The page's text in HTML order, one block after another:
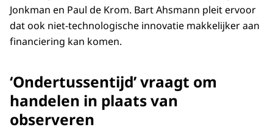
Jonkman en Paul de Krom. Bart Ahsmann pleit ervoor
dat ook niet-technologische innovatie makkelijker aan
financiering kan komen.
‘Ondertussentijd’ vraagt om
handelen in plaats van
observeren